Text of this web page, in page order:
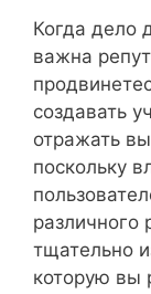
Когда дело
важна
создавать
отражать
поскольку
различного
тщательно
которую вы